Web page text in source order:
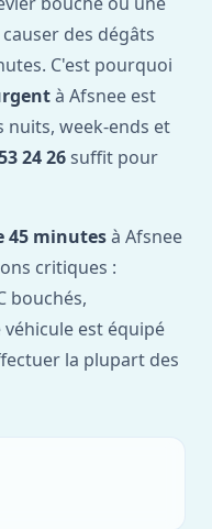
des dégâts
C'est pourquoi
à Afsnee est
nuits, week-ends et
24 26 suffit pour
45 minutesà Afsnee
critiques :
bouchés,
est équipé
la plupart des